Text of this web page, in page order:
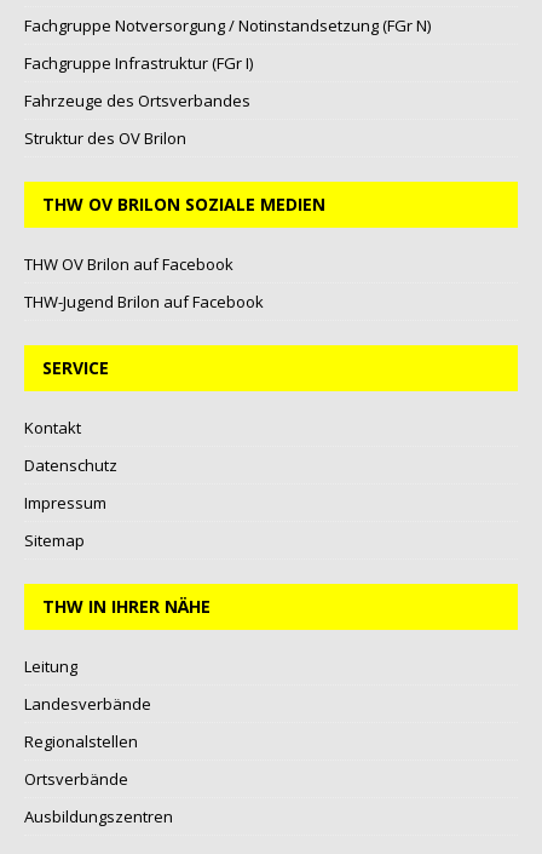
Fachgruppe Notversorgung / Notinstandsetzung (FGr N)
Fachgruppe Infrastruktur (FGr I)
Fahrzeuge des Ortsverbandes
Struktur des OV Brilon
THW OV BRILON SOZIALE MEDIEN
THW OV Brilon auf Facebook
THW-Jugend Brilon auf Facebook
SERVICE
Kontakt
Datenschutz
Impressum
Sitemap
THW IN IHRER NÄHE
Leitung
Landesverbände
Regionalstellen
Ortsverbände
Ausbildungszentren